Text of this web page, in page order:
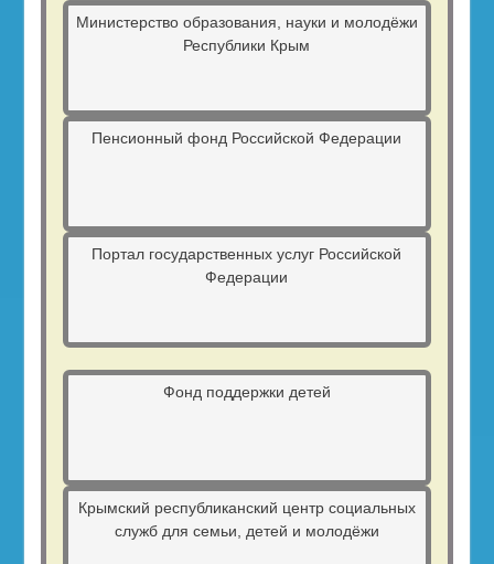
Министерство образования, науки и молодёжи
Республики Крым
Пенсионный фонд Российской Федерации
Портал государственных услуг Российской
Федерации
Фонд поддержки детей
Крымский республиканский центр социальных
служб для семьи, детей и молодёжи